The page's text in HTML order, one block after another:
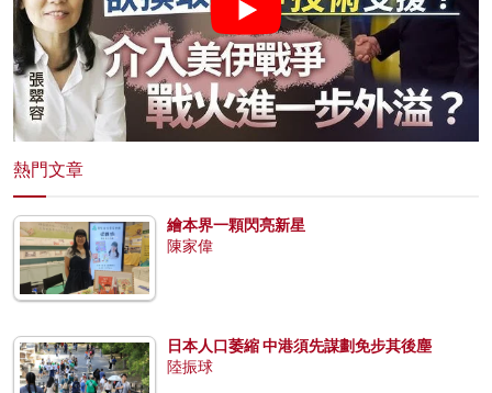
熱門文章
繪本界一顆閃亮新星
陳家偉
日本人口萎縮 中港須先謀劃免步其後塵
陸振球